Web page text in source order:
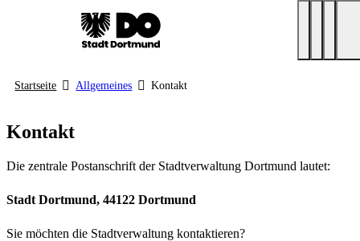
Startseite Allgemeines Kontakt
Kontakt
Die zentrale Postanschrift der Stadtverwaltung Dortmund lautet:
Stadt Dortmund, 44122 Dortmund
Sie möchten die Stadtverwaltung kontaktieren?